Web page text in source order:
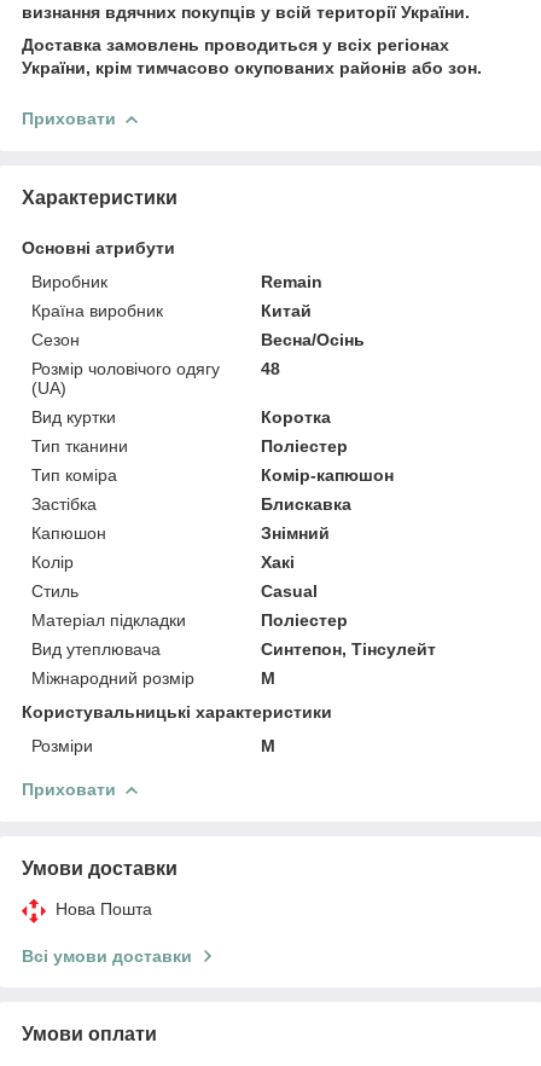
визнання вдячних покупців у всій території України.
Доставка замовлень проводиться у всіх регіонах
України, крім тимчасово окупованих районів або зон.
Приховати
Характеристики
Основні атрибути
Виробник
Remain
Країна виробник
Китай
Сезон
Весна/Осінь
Розмір чоловічого одягу
(UA)
48
Вид куртки
Коротка
Тип тканини
Поліестер
Тип коміра
Комір-капюшон
Застібка
Блискавка
Капюшон
Знімний
Колір
Хакі
Стиль
Casual
Матеріал підкладки
Поліестер
Вид утеплювача
Синтепон, Тінсулейт
Міжнародний розмір
M
Користувальницькі характеристики
Розміри
M
Приховати
Умови доставки
Нова Пошта
Всі умови доставки
Умови оплати